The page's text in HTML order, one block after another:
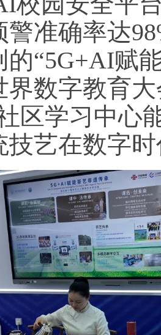
警准确率达
的“5G+AI赋
界数字教育
区学习中心
技艺在数字